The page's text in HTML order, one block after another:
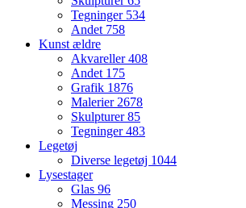
Tegninger 534
Andet 758
Kunst ældre
Akvareller408
Andet 175
Grafik 1876
Malerier 2678
Skulpturer85
Tegninger483
Legetøj
Diverse legetøj 1044
Lysestager
Glas 96
Messing 250